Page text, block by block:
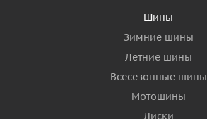
Шины
Зимние шины
Летние шины
Всесезонные шины
Мотошины
Диски